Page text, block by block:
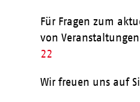
Für Fragen zum
von
22
Wir freuen uns auf